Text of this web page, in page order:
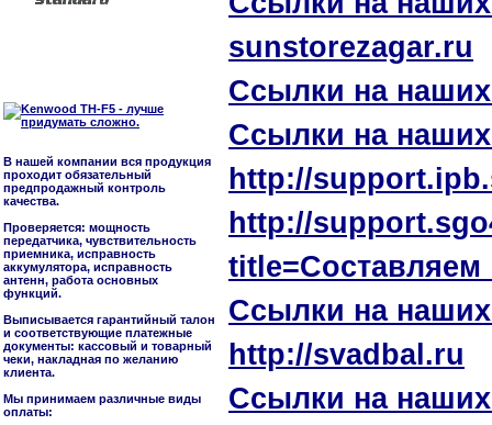
В нашей компании вся продукция
проходит обязательный
предпродажный контроль
качества.
Проверяется: мощность
передатчика, чувствительность
приемника, исправность
аккумулятора, исправность
антенн, работа основных
функций.
Выписывается гарантийный талон
и соответствующие платежные
документы: кассовый и товарный
чеки, накладная по желанию
клиента.
Мы принимаем различные виды
оплаты:
sunstorezagar.ru
Ссылки на
Ссылки на
http://
http://
Ссылки на
http://svadbal.ru
Ссылки на